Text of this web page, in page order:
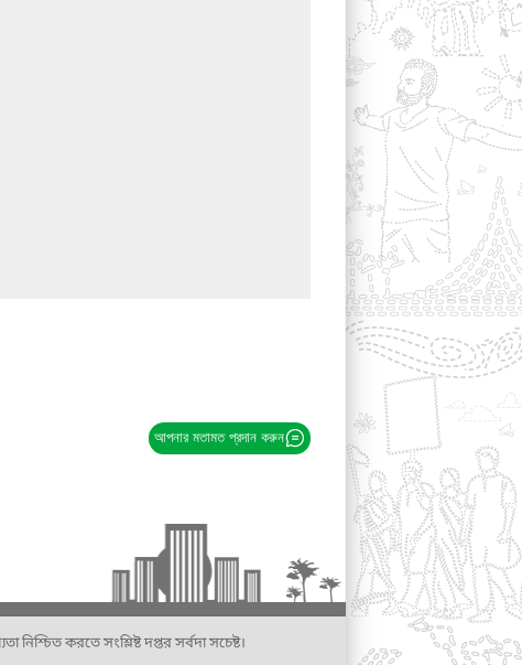
আপনার মতামত প্রদান করুন
করতে সংশ্লিষ্ট দপ্তর সর্বদা সচেষ্ট।